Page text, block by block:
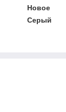
Новое
Серый